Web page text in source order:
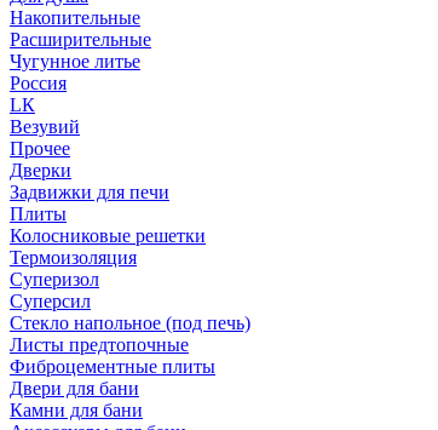
Накопительные
Расширительные
Чугунное литье
Россия
LК
Везувий
Прочее
Дверки
Задвижки для печи
Плиты
Колосниковые решетки
Термоизоляция
Суперизол
Суперсил
Стекло напольное (под печь)
Листы предтопочные
Фиброцементные плиты
Двери для бани
Камни для бани